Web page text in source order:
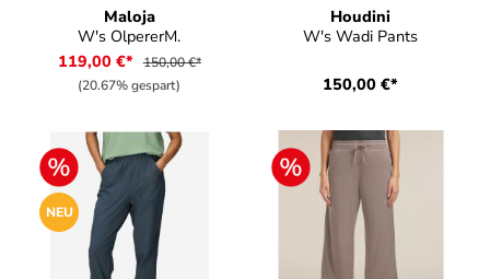
Maloja
W's OlpererM.
119,00 €* 150,00 €*
(20.67% gespart)
Houdini
W's Wadi Pants
150,00 €*
NEU